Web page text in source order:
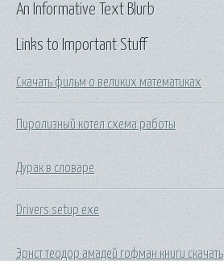
Links to Important Stuff
Скачать фильм о великих математиках
Пиролизный котел схема работы
Дурак в словаре
Drivers setup exe
Эрнст теодор амадей гофман книги скачать
An Informative Text Blurb